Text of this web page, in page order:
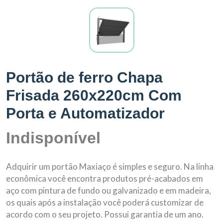
Portão de ferro Chapa
Frisada 260x220cm Com
Porta e Automatizador
Indisponível
Adquirir um portão Maxiaço é simples e seguro. Na linha
econômica você encontra produtos pré-acabados em
aço com pintura de fundo ou galvanizado e em madeira,
os quais após a instalação você poderá customizar de
acordo com o seu projeto. Possui garantia de um ano.